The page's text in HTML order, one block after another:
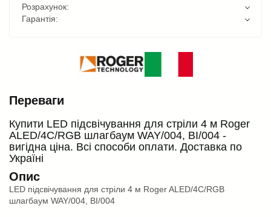
Розрахунок:
Гарантія:
Переваги
Купити LED підсвічування для стріли 4 м Roger
ALED/4C/RGB шлагбаум WAY/004, BI/004 -
вигідна ціна. Всі способи оплати. Доставка по
Україні
Опис
LED підсвічування для стріли 4 м Roger ALED/4C/RGB
шлагбаум WAY/004, BI/004